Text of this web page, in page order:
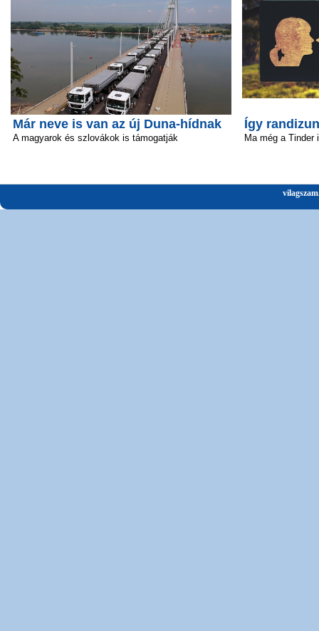
Már neve is van az új Duna-hídnak
A magyarok és szlovákok is támogatják
Így
Ma még a Tinder